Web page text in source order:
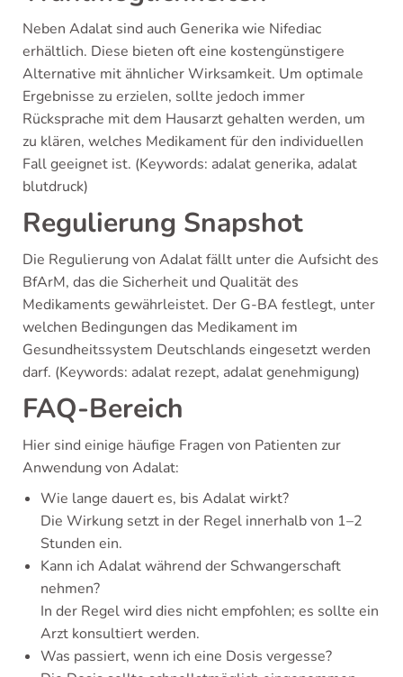
Neben Adalat sind auch Generika wie Nifediac
erhältlich. Diese bieten oft eine kostengünstigere
Alternative mit ähnlicher Wirksamkeit. Um optimale
Ergebnisse zu erzielen, sollte jedoch immer
Rücksprache mit dem Hausarzt gehalten werden, um
zu klären, welches Medikament für den individuellen
Fall geeignet ist. (Keywords: adalat generika, adalat
blutdruck)
Regulierung Snapshot
Die Regulierung von Adalat fällt unter die Aufsicht des
BfArM, das die Sicherheit und Qualität des
Medikaments gewährleistet. Der G-BA festlegt, unter
welchen Bedingungen das Medikament im
Gesundheitssystem Deutschlands eingesetzt werden
darf. (Keywords: adalat rezept, adalat genehmigung)
FAQ-Bereich
Hier sind einige häufige Fragen von Patienten zur
Anwendung von Adalat:
Wie lange dauert es, bis Adalat wirkt?
Die Wirkung setzt in der Regel innerhalb von 1–2
Stunden ein.
Kann ich Adalat während der Schwangerschaft
nehmen?
In der Regel wird dies nicht empfohlen; es sollte ein
Arzt konsultiert werden.
Was passiert, wenn ich eine Dosis vergesse?